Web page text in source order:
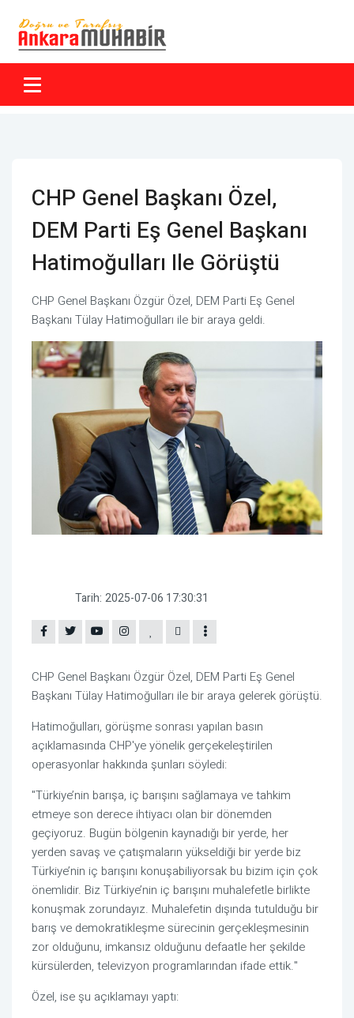
CHP Genel Başkanı Özel,
DEM Parti Eş Genel Başkanı
Hatimoğulları Ile Görüştü
CHP Genel Başkanı Özgür Özel, DEM Parti Eş Genel
Başkanı Tülay Hatimoğulları ile bir araya geldi.
Tarih: 2025-07-06 17:30:31
CHP Genel Başkanı Özgür Özel, DEM Parti Eş Genel
Başkanı Tülay Hatimoğulları ile bir araya gelerek görüştü.
Hatimoğulları, görüşme sonrası yapılan basın
açıklamasında CHP'ye yönelik gerçekeleştirilen
operasyonlar hakkında şunları söyledi:
"Türkiye’nin barışa, iç barışını sağlamaya ve tahkim
etmeye son derece ihtiyacı olan bir dönemden
geçiyoruz. Bugün bölgenin kaynadığı bir yerde, her
yerden savaş ve çatışmaların yükseldiği bir yerde biz
Türkiye’nin iç barışını konuşabiliyorsak bu bizim için çok
önemlidir. Biz Türkiye’nin iç barışını muhalefetle birlikte
konuşmak zorundayız. Muhalefetin dışında tutulduğu bir
barış ve demokratikleşme sürecinin gerçekleşmesinin
zor olduğunu, imkansız olduğunu defaatle her şekilde
kürsülerden, televizyon programlarından ifade ettik."
Özel, ise şu açıklamayı yaptı: